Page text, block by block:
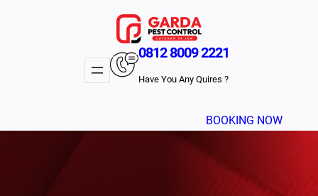
0812 8009 2221
Have You Any Quires ?
BOOKING NOW